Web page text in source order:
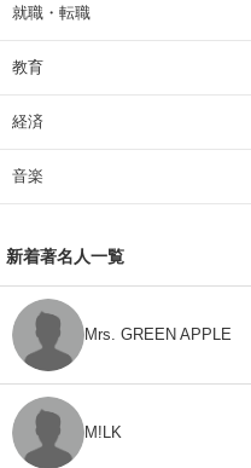
就職・転職
教育
経済
音楽
新着著名人一覧
Mrs. GREEN APPLE
M!LK